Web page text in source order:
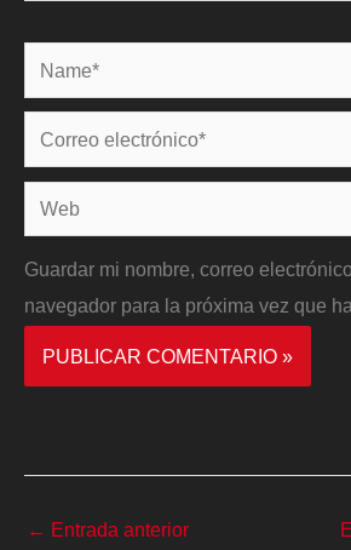
Name*
Correo
electrónico*
Web
Guardar mi nombre, correo
navegador para la próxima vez que
← Entrada anterior